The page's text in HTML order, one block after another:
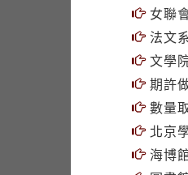
女聯
法文
文學
期許
數量
北京
海博